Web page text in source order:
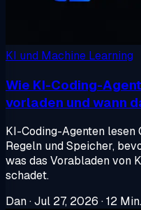
KI und Machine Learning
Wie KI-Coding-
vorladen und wann
KI-Coding-Agenten lesen
Regeln und Speicher,
was das Vorabladen von
schadet.
Dan·Jul 27, 2026 ·12